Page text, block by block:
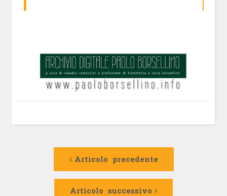
Navigazione
Articolo precedente
Articolo
Articolo successivo
Articolo